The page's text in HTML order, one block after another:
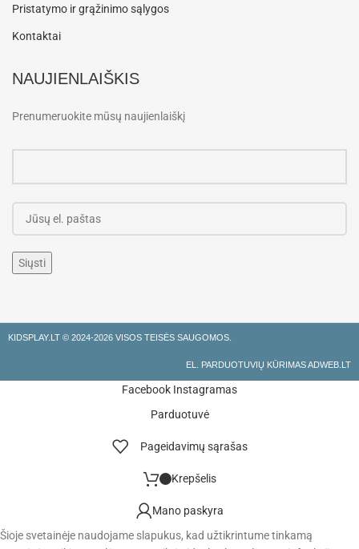
Pristatymo ir grąžinimo sąlygos
Kontaktai
NAUJIENLAIŠKIS
Prenumeruokite mūsų naujienlaiškį
KIDSPLAY.LT © 2024-2026 VISOS TEISĖS SAUGOMOS.
EL. PARDUOTUVIŲ KŪRIMAS ADWEB.LT
Facebook Instagramas
Parduotuvė
Pageidavimų sąrašas
Krepšelis
Mano paskyra
Šioje svetainėje naudojame slapukus, kad užtikrintume tinkamą